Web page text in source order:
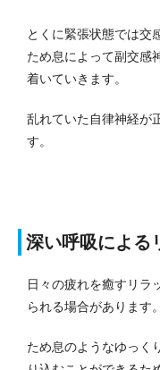
とくに緊張状態では交
ため息によって副交感
着いていきます。
乱れていた自律神経が
す。
深い呼吸による
日々の疲れを癒すリラ
られる場合があります。
ため息のようなゆっく